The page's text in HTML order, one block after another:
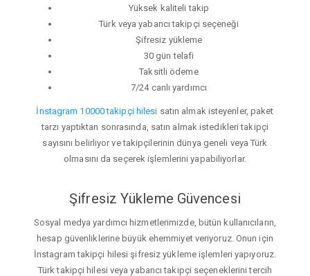
Yüksek kaliteli takip
Türk veya yabancı takipçi seçeneği
Şifresiz yükleme
30 gün telafi
Taksitli ödeme
7/24 canlı yardımcı
İnstagram 10000 takipçi hilesi satın almak isteyenler, paket
tarzı yaptıktan sonrasında, satın almak istedikleri takipçi
sayısını belirliyor ve takipçilerinin dünya geneli veya Türk
olmasını da seçerek işlemlerini yapabiliyorlar.
Şifresiz Yükleme Güvencesi
Sosyal medya yardımcı hizmetlerimizde, bütün kullanıcıların,
hesap güvenliklerine büyük ehemmiyet veriyoruz. Onun için
İnstagram takipçi hilesi şifresiz yükleme işlemleri yapıyoruz.
Türk takipçi hilesi veya yabancı takipçi seçeneklerini tercih